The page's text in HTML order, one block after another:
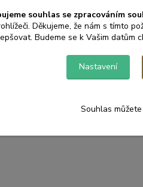
souhlas se zpracováním
Děkujeme, že nám s tímto
Budeme se k Vašim datům
Nastavení
Souhlas